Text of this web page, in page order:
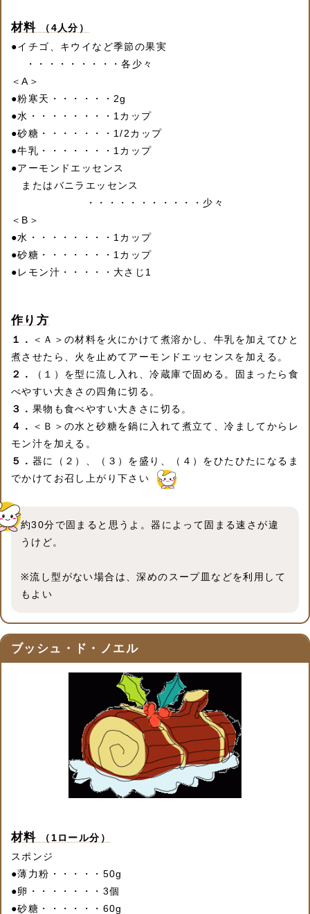
材料 （4人分）
●イチゴ、キウイなど季節の果実
・・・・・・・・・各少々
＜A＞
●粉寒天・・・・・・2g
●水・・・・・・・・1カップ
●砂糖・・・・・・・1/2カップ
●牛乳・・・・・・・1カップ
●アーモンドエッセンス
またはバニラエッセンス
・・・・・・・・・・・少々
＜B＞
●水・・・・・・・・1カップ
●砂糖・・・・・・・1カップ
●レモン汁・・・・・大さじ1
作り方
１．
＜Ａ＞の材料を火にかけて煮溶かし、牛乳を加えてひと
煮させたら、火を止めてアーモンドエッセンスを加える。
２．
（１）を型に流し入れ、冷蔵庫で固める。固まったら食
べやすい大きさの四角に切る。
３． 果物も食べやすい大きさに切る。
４．
＜Ｂ＞の水と砂糖を鍋に入れて煮立て、冷ましてからレ
モン汁を加える。
５． 器に（２）、（３）を盛り、（４）をひたひたになるま
でかけてお召し上がり下さい
約30分で固まると思うよ。器によって固まる速さが違
うけど。
※流し型がない場合は、深めのスープ皿などを利用して
もよい
ブッシュ・ド・ノエル
材料 （1ロール分）
スポンジ
●薄力粉・・・・・50g
●卵・・・・・・・3個
●砂糖・・・・・・60g